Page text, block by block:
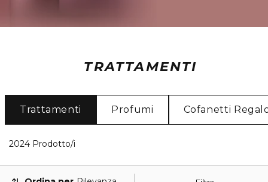
TRATTAMENTI
Trattamenti Profumi Cofanetti
2024 Prodotto/i